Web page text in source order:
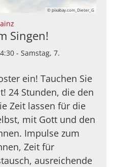
© pixabay.com_Dieter_G
Singen!
- Samstag, 7.
ein! Tauchen Sie
24 Stunden, die den
Zeit lassen für die
mit Gott und den
Impulse zum
Zeit für
ausreichende